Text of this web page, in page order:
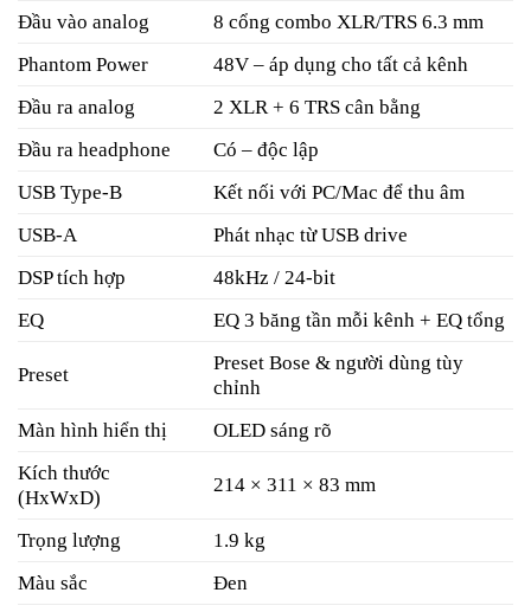
Đầu vào analog
8 cổng combo XLR/TRS 6.3 mm
Phantom Power
48V – áp dụng cho tất cả kênh
Đầu ra analog
2 XLR + 6 TRS cân bằng
Đầu ra headphone
Có – độc lập
USB Type-B
Kết nối với PC/Mac để thu âm
USB-A
Phát nhạc từ USB drive
DSP tích hợp
48kHz / 24-bit
EQ
EQ 3 băng tần mỗi kênh + EQ tổng
Preset
Preset Bose & người dùng tùy
chỉnh
Màn hình hiển thị
OLED sáng rõ
Kích thước
(HxWxD)
214 × 311 × 83 mm
Trọng lượng
1.9 kg
Màu sắc
Đen